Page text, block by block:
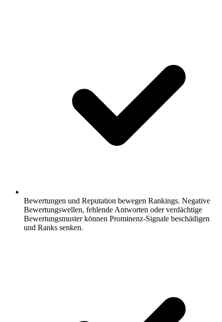
Bewertungen und Reputation bewegen Rankings. Negative
Bewertungswellen, fehlende Antworten oder verdächtige
Bewertungsmuster können Prominenz-Signale beschädigen
und Ranks senken.